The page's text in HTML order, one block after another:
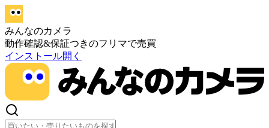
みんなのカメラ
動作確認&保証つきのフリマで売買
インストール開く